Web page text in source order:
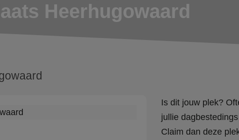
Heerhugowaard
Is dit jouw plek?
jullie
Claim dan deze